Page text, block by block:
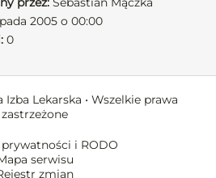
2005 o 00:00
0
Lekarska • Wszelkie prawa
zastrzeżone
i RODO
serwisu
zmian